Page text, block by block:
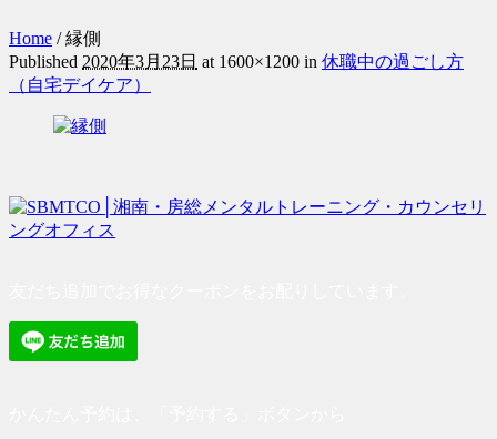
Home /縁側
Published 2020年3月23日 at 1600×1200 in 休職中の過ごし方
（自宅デイケア）